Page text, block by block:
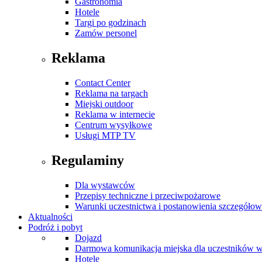
Hotele
Targi po godzinach
Zamów personel
Reklama
Contact Center
Reklama na targach
Miejski outdoor
Reklama w internecie
Centrum wysyłkowe
Usługi MTP TV
Regulaminy
Dla wystawców
Przepisy techniczne i przeciwpożarowe
Warunki uczestnictwa i postanowienia
Aktualności
Podróż i pobyt
Dojazd
Darmowa komunikacja miejska dla uczestników
Hotele